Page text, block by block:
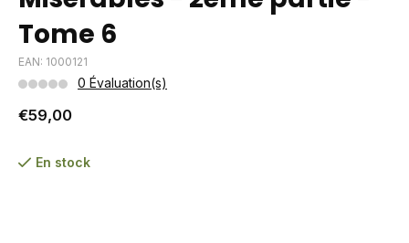
Tome 6
EAN: 1000121
0 Évaluation(s)
€59,00
En stock